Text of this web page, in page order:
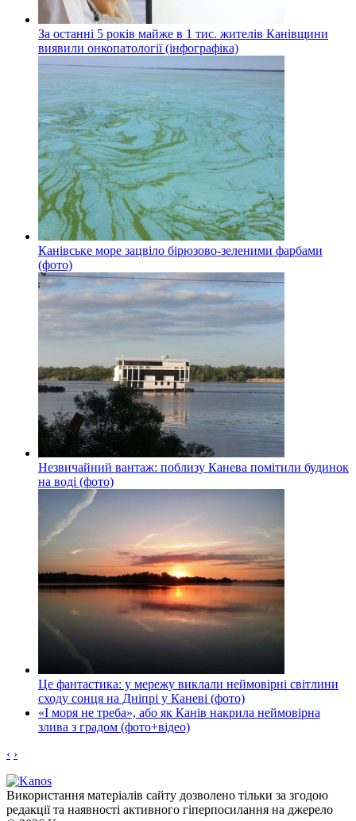
За останні 5 років майже в 1 тис. жителів Канівщини
виявили онкопатології (інфографіка)
Канівське море зацвіло бірюзово-зеленими фарбами
(фото)
Незвичайний вантаж: поблизу Канева помітили будинок
на воді (фото)
Це фантастика: у мережу виклали неймовірні світлини
сходу сонця на Дніпрі у Каневі (фото)
«І моря не треба», або як Канів накрила неймовірна
злива з градом (фото+відео)
‹ ›
Використання матеріалів сайту дозволено тільки за згодою
редакції та наявності активного гіперпосилання на джерело